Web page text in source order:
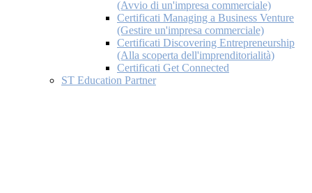
(Avvio di un'impresa commerciale)
Certificati Managing a Business Venture
(Gestire un'impresa commerciale)
Certificati Discovering Entrepreneurship
(Alla scoperta dell'imprenditorialità)
Certificati Get Connected
ST Education Partner